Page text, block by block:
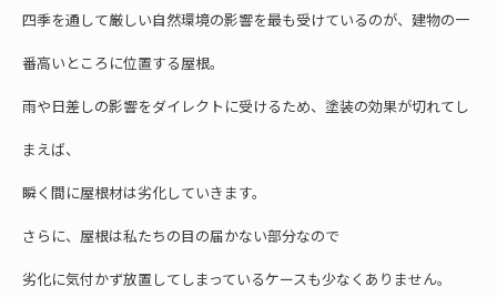
四季を通して厳しい自然環境の影響を最も受けているのが、建物の一
番高いところに位置する屋根。
雨や日差しの影響をダイレクトに受けるため、塗装の効果が切れてし
まえば、
瞬く間に屋根材は劣化していきます。
さらに、屋根は私たちの目の届かない部分なので
劣化に気付かず放置してしまっているケースも少なくありません。